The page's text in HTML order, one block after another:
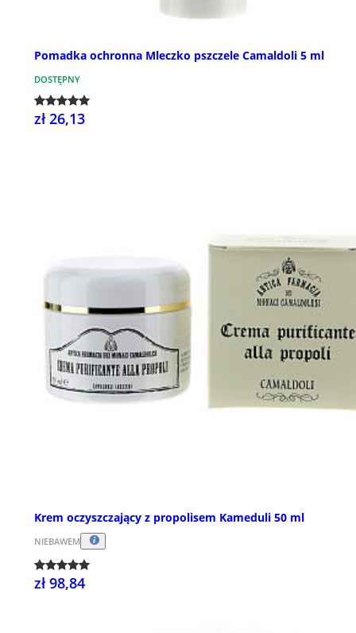
Pomadka ochronna Mleczko pszczele Camaldoli 5 ml
DOSTĘPNY
zł 26,13
Krem oczyszczający z propolisem Kameduli 50 ml
NIEBAWEM
zł 98,84